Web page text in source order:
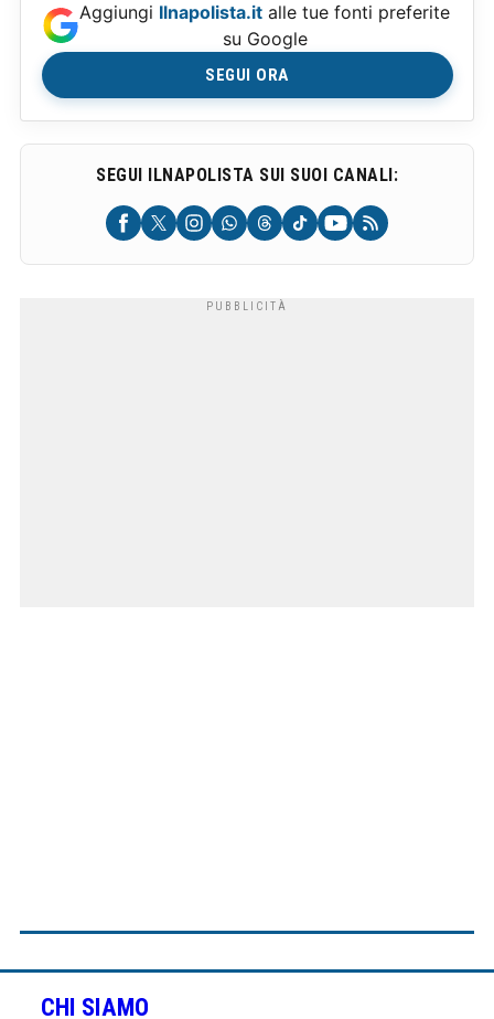
Aggiungi Ilnapolista.it alle tue fonti preferite
su Google
SEGUI ORA
SEGUI ILNAPOLISTA SUI SUOI CANALI:
CHI SIAMO